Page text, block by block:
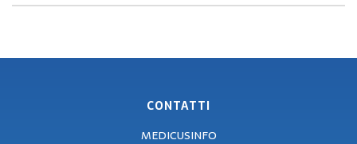
CONTATTI
MEDICUSINFO